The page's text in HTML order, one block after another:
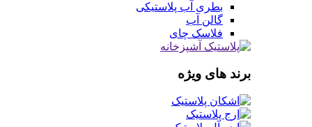
بطری آب پلاستیکی
گالن آب
فلاسک چای
برند های ویژه